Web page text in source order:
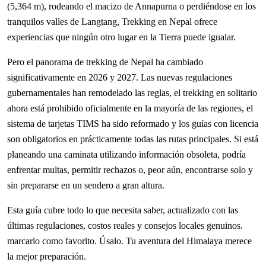
(5,364 m), rodeando el macizo de Annapurna o perdiéndose en los
tranquilos valles de Langtang, Trekking en Nepal ofrece
experiencias que ningún otro lugar en la Tierra puede igualar.
Pero el panorama de trekking de Nepal ha cambiado
significativamente en 2026 y 2027. Las nuevas regulaciones
gubernamentales han remodelado las reglas, el trekking en solitario
ahora está prohibido oficialmente en la mayoría de las regiones, el
sistema de tarjetas TIMS ha sido reformado y los guías con licencia
son obligatorios en prácticamente todas las rutas principales. Si está
planeando una caminata utilizando información obsoleta, podría
enfrentar multas, permitir rechazos o, peor aún, encontrarse solo y
sin prepararse en un sendero a gran altura.
Esta guía cubre todo lo que necesita saber, actualizado con las
últimas regulaciones, costos reales y consejos locales genuinos.
marcarlo como favorito. Úsalo. Tu aventura del Himalaya merece
la mejor preparación.